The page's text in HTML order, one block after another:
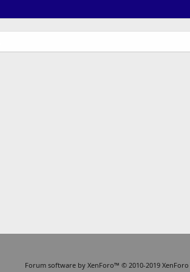
Forum software by XenForo™ © 2010-2019